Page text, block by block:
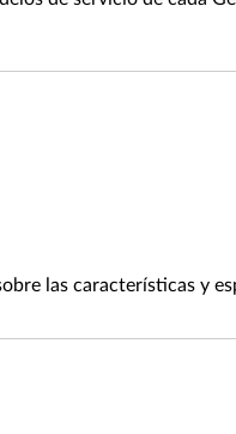
las características y